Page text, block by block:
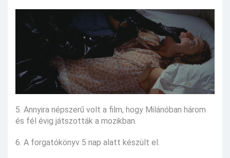
5. Annyira népszerű volt a film, hogy Milánóban három
és fél évig játszották a mozikban.
6. A forgatókönyv 5 nap alatt készült el.